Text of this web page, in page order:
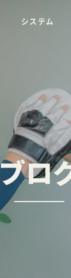
システム
ロ